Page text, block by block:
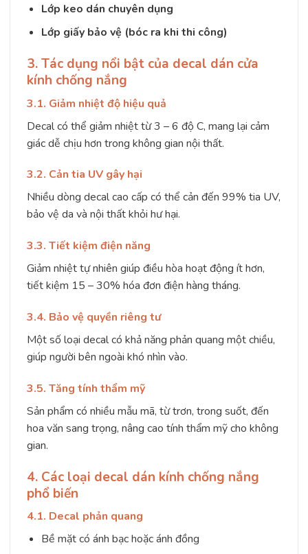
Lớp keo dán chuyên dụng
Lớp giấy bảo vệ (bóc ra khi thi công)
3. Tác dụng nổi bật của decal dán cửa
kính chống nắng
3.1. Giảm nhiệt độ hiệu quả
Decal có thể giảm nhiệt từ 3 – 6 độ C, mang lại cảm
giác dễ chịu hơn trong không gian nội thất.
3.2. Cản tia UV gây hại
Nhiều dòng decal cao cấp có thể cản đến 99% tia UV,
bảo vệ da và nội thất khỏi hư hại.
3.3. Tiết kiệm điện năng
Giảm nhiệt tự nhiên giúp điều hòa hoạt động ít hơn,
tiết kiệm 15 – 30% hóa đơn điện hàng tháng.
3.4. Bảo vệ quyền riêng tư
Một số loại decal có khả năng phản quang một chiều,
giúp người bên ngoài khó nhìn vào.
3.5. Tăng tính thẩm mỹ
Sản phẩm có nhiều mẫu mã, từ trơn, trong suốt, đến
hoa văn sang trọng, nâng cao tính thẩm mỹ cho không
gian.
4. Các loại decal dán kính chống nắng
phổ biến
4.1. Decal phản quang
Bề mặt có ánh bạc hoặc ánh đồng